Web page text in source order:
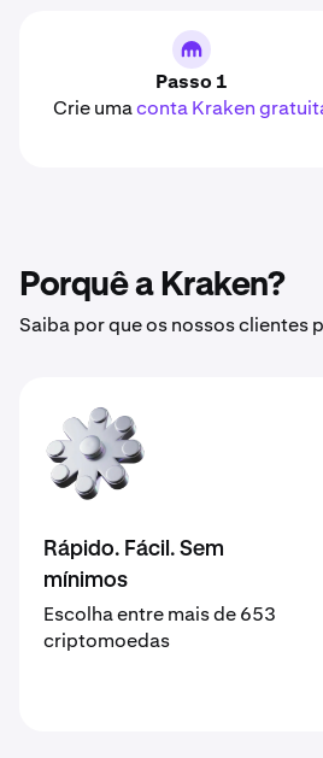
Passo 1
Crie umaconta Kraken
Porquê a Kraken?
Saiba por que os nossos clientes
Rápido. Fácil. Sem
mínimos
Escolha entre mais de 653
criptomoedas